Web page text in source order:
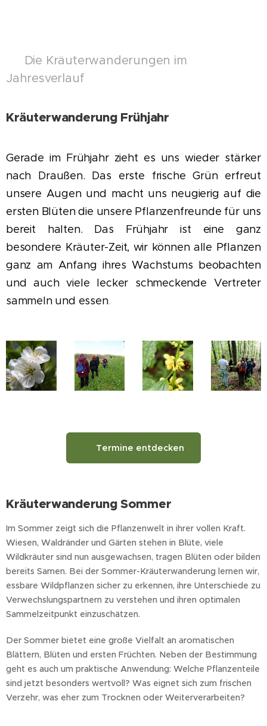
🌿 Die Kräuterwanderungen im
Jahresverlauf
Kräuterwanderung Frühjahr
Gerade im Frühjahr zieht es uns wieder stärker
nach Draußen. Das erste frische Grün erfreut
unsere Augen und macht uns neugierig auf die
ersten Blüten die unsere Pflanzenfreunde für uns
bereit halten. Das Frühjahr ist eine ganz
besondere Kräuter-Zeit, wir können alle Pflanzen
ganz am Anfang ihres Wachstums beobachten
und auch viele lecker schmeckende Vertreter
sammeln und essen.
🌿 Termine entdecken
Kräuterwanderung Sommer
Im Sommer zeigt sich die Pflanzenwelt in ihrer vollen Kraft.
Wiesen, Waldränder und Gärten stehen in Blüte, viele
Wildkräuter sind nun ausgewachsen, tragen Blüten oder bilden
bereits Samen. Bei der Sommer-Kräuterwanderung lernen wir,
essbare Wildpflanzen sicher zu erkennen, ihre Unterschiede zu
Verwechslungspartnern zu verstehen und ihren optimalen
Sammelzeitpunkt einzuschätzen.
Der Sommer bietet eine große Vielfalt an aromatischen
Blättern, Blüten und ersten Früchten. Neben der Bestimmung
geht es auch um praktische Anwendung: Welche Pflanzenteile
sind jetzt besonders wertvoll? Was eignet sich zum frischen
Verzehr, was eher zum Trocknen oder Weiterverarbeiten?